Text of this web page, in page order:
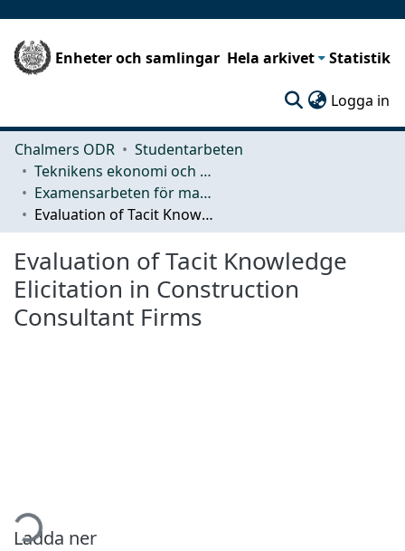
Enheter och samlingar Hela arkivet Statistik
Logga in
Chalmers ODR
Studentarbeten
Teknikens ekonomi och organisation
Examensarbeten för masterexamen
Evaluation of Tacit Knowledge Elicitation in Construction Consultant Firms
Evaluation of Tacit Knowledge
Elicitation in Construction
Consultant Firms
Ladda ner